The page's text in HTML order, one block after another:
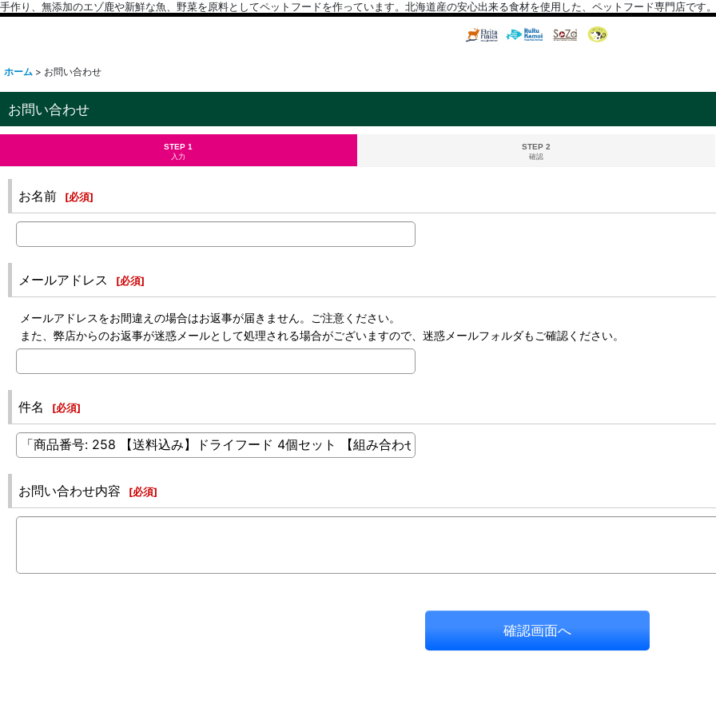
手作り、無添加のエゾ鹿や新鮮な魚、野菜を原料としてペットフードを作っています。北海道産の安心出来る食材を使用した、ペットフード専門店です。
ホーム > お問い合わせ
お問い合わせ
STEP 1
入力
STEP 2
確認
お名前 [必須]
メールアドレス [必須]
メールアドレスをお間違えの場合はお返事が届きません。ご注意ください。
また、弊店からのお返事が迷惑メールとして処理される場合がございますので、迷惑メールフォルダもご確認ください。
件名 [必須]
お問い合わせ内容 [必須]
確認画面へ